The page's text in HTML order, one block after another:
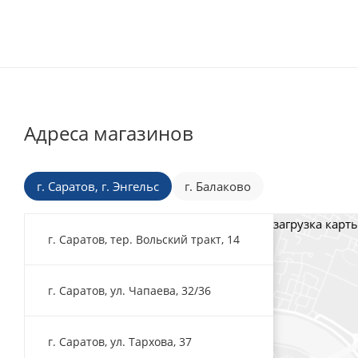
Адреса магазинов
г. Саратов, г. Энгельс г. Балаково
г. Саратов, тер. Вольский тракт, 14
г. Саратов, ул. Чапаева, 32/36
г. Саратов, ул. Тархова, 37
загрузка